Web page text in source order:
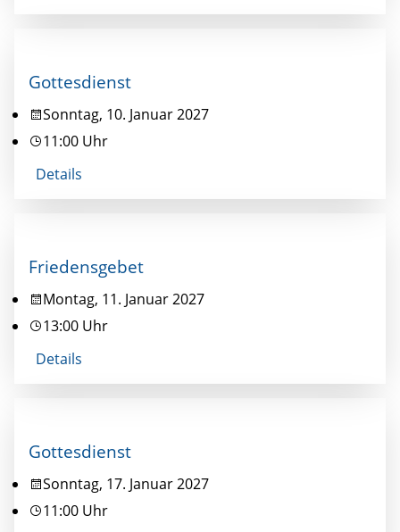
Gottesdienst
Sonntag, 10. Januar 2027
11:00 Uhr
Details
Friedensgebet
Montag, 11. Januar 2027
13:00 Uhr
Details
Gottesdienst
Sonntag, 17. Januar 2027
11:00 Uhr